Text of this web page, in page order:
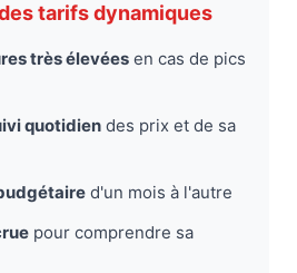
tarifs dynamiques
très élevées en cas de pics
quotidien des prix et de sa
d'un mois à l'autre
pour comprendre sa